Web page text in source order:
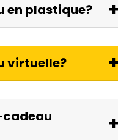
en plastique?
virtuelle?
cadeau